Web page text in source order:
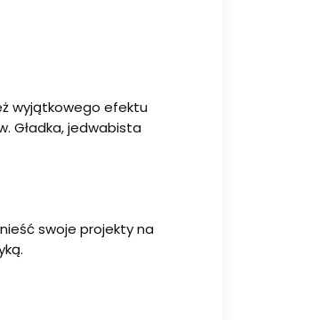
wyjątkowego efektu
Gładka, jedwabista
swoje projekty na